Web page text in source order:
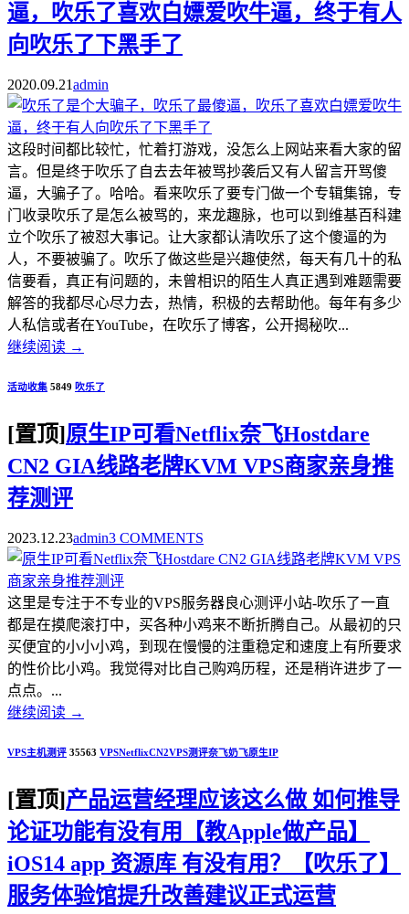
逼，吹乐了喜欢白嫖爱吹牛逼，终于有人
向吹乐了下黑手了
2020.09.21admin
这段时间都比较忙，忙着打游戏，没怎么上网站来看大家的留
言。但是终于吹乐了自去去年被骂抄袭后又有人留言开骂傻
逼，大骗子了。哈哈。看来吹乐了要专门做一个专辑集锦，专
门收录吹乐了是怎么被骂的，来龙趣脉，也可以到维基百科建
立个吹乐了被怼大事记。让大家都认清吹乐了这个傻逼的为
人，不要被骗了。吹乐了做这些是兴趣使然，每天有几十的私
信要看，真正有问题的，未曾相识的陌生人真正遇到难题需要
解答的我都尽心尽力去，热情，积极的去帮助他。每年有多少
人私信或者在YouTube，在吹乐了博客，公开揭秘吹...
继续阅读 →
活动收集 5849 吹乐了
[置顶]原生IP可看Netflix奈飞Hostdare
CN2 GIA线路老牌KVM VPS商家亲身推
荐测评
2023.12.23admin3 COMMENTS
这里是专注于不专业的VPS服务器良心测评小站-吹乐了一直
都是在摸爬滚打中，买各种小鸡来不断折腾自己。从最初的只
买便宜的小小小鸡，到现在慢慢的注重稳定和速度上有所要求
的性价比小鸡。我觉得对比自己购鸡历程，还是稍许进步了一
点点。...
继续阅读 →
VPS主机测评 35563 VPSNetflixCN2VPS测评奈飞奶飞原生IP
[置顶]产品运营经理应该这么做 如何推导
论证功能有没有用【教Apple做产品】
iOS14 app 资源库 有没有用？【吹乐了】
服务体验馆提升改善建议正式运营